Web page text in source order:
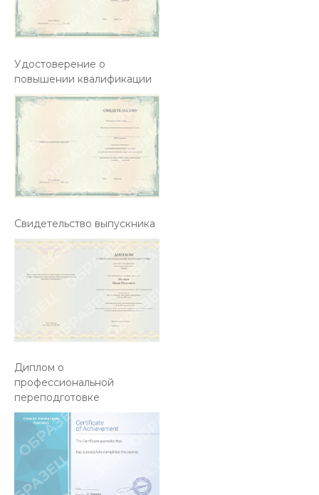
Удостоверение о
повышении квалификации
Свидетельство выпускника
Диплом о
профессиональной
переподготовке